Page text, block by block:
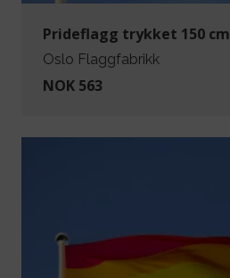
Prideflagg trykket 150 cm
Oslo Flaggfabrikk
NOK 563